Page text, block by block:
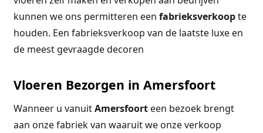
kunnen we ons permitteren een fabrieksverkoopte
houden. Een fabrieksverkoop van de laatste luxe en
de meest gevraagde decoren
Vloeren Bezorgen in Amersfoort
Wanneer u vanuitAmersfoorteen bezoek brengt
aan onze fabriek van waaruit we onze verkoop